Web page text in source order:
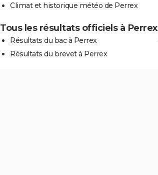
Climat et historique météo de Perrex
Tous les résultats officiels à Perrex
Résultats du bac à Perrex
Résultats du brevet à Perrex